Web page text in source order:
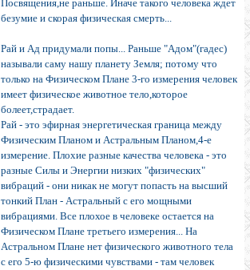
Посвящения,не раньше. Иначе такого человека ждет
безумие и скорая физическая смерть...
Рай и Ад придумали попы... Раньше "Адом"(гадес)
называли саму нашу планету Земля; потому что
только на Физическом Плане 3-го измерения человек
имеет физическое животное тело,которое
болеет,страдает.
Рай - это эфирная энергетическая граница между
Физическим Планом и Астральным Планом,4-е
измерение. Плохие разные качества человека - это
разные Силы и Энергии низких "физических"
вибраций - они никак не могут попасть на высший
тонкий План - Астральный с его мощными
вибрациями. Все плохое в человеке остается на
Физическом Плане третьего измерения... На
Астральном Плане нет физического животного тела
с его 5-ю физическими чувствами - там человек